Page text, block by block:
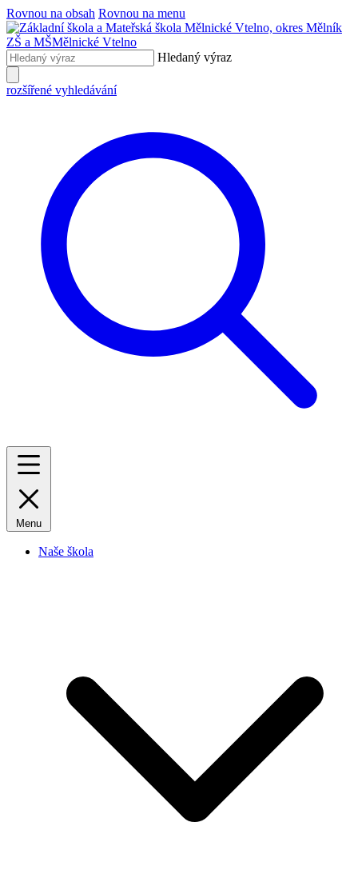
Rovnou na obsah Rovnou na menu
ZŠ a MŠMělnické Vtelno
Hledaný výraz
rozšířené vyhledávání
Menu
Naše škola